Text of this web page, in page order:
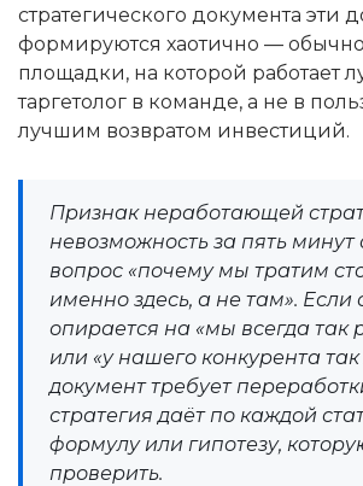
стратегического документа эти
формируются хаотично —
площадки, на которой работает
таргетолог в команде, а не в
лучшим возвратом инвестиций.
Признак неработающей
невозможность за пять минут
вопрос «почему мы тратим
именно здесь, а не там». Если
опирается на «мы всегда так
или «у нашего конкурента так
документ требует
стратегия даёт по каждой
формулу или гипотезу,
проверить.